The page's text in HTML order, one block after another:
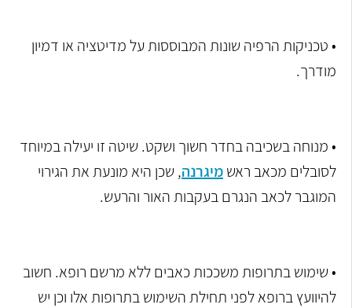
• טכניקות הרפיה שונות המבוססות על מדיטציה או דמיון
מודרך.
• מנוחה בשכיבה בחדר חשוך ושקט. שיטה זו יעילה במיוחד
לסובלים מכאב ראשמיגרנה, שכן היא מונעת את הגירוי
המוגבר לכאב הנגרם בעקבות האור והרעש.
• שימוש בתרופות משככות כאבים ללא מרשם רופא. חשוב
להיוועץ ברופא לפני תחילת השימוש בתרופות אלו וכן יש